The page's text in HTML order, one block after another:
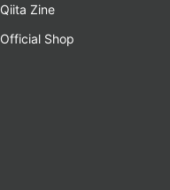
Qiita Zine
Official Shop